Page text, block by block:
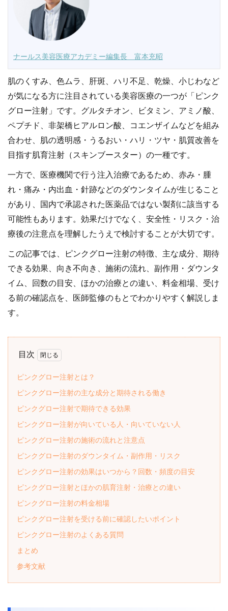
ナールス美容医療アカデミー編集長 富本充昭
肌のくすみ、色ムラ、肝斑、ハリ不足、乾燥、小じわなど
が気になる方に注目されている美容医療の一つが「ピンク
グロー注射」です。グルタチオン、ビタミン、アミノ酸、
ペプチド、非架橋ヒアルロン酸、コエンザイムなどを組み
合わせ、肌の透明感・うるおい・ハリ・ツヤ・肌質改善を
目指す肌育注射（スキンブースター）の一種です。
一方で、医療機関で行う注入治療であるため、赤み・腫
れ・痛み・内出血・針跡などのダウンタイムが生じること
があり、国内で承認された医薬品ではない製剤に該当する
可能性もあります。効果だけでなく、安全性・リスク・治
療後の注意点を理解したうえで検討することが大切です。
この記事では、ピンクグロー注射の特徴、主な成分、期待
できる効果、向き不向き、施術の流れ、副作用・ダウンタ
イム、回数の目安、ほかの治療との違い、料金相場、受け
る前の確認点を、医師監修のもとでわかりやすく解説しま
す。
目次
ピンクグロー注射とは？
ピンクグロー注射の主な成分と期待される働き
ピンクグロー注射で期待できる効果
ピンクグロー注射が向いている人・向いていない人
ピンクグロー注射の施術の流れと注意点
ピンクグロー注射のダウンタイム・副作用・リスク
ピンクグロー注射の効果はいつから？回数・頻度の目安
ピンクグロー注射とほかの肌育注射・治療との違い
ピンクグロー注射の料金相場
ピンクグロー注射を受ける前に確認したいポイント
ピンクグロー注射のよくある質問
まとめ
参考文献